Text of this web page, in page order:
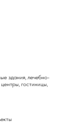
здания, лечебно-
гостиницы,